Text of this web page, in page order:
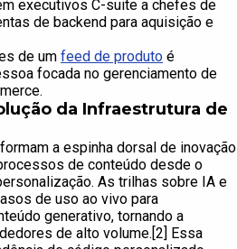
executivos C-suite a chefes de
de backend para aquisição e
de um feed de produto é
focada no gerenciamento de
da Infraestrutura de
a espinha dorsal de inovação
de conteúdo desde o
As trilhas sobre IA e
de uso ao vivo para
generativo, tornando a
de alto volume.[2] Essa